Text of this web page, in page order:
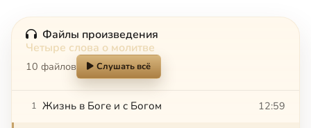
Файлы произведения
Четыре слова о молитве
10 файлов Слушать всё
1 Жизнь в Боге и с Богом 12:59